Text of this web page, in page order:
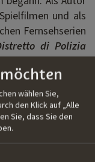
und als
Fernsehserien
di Polizia
New Cinema
Projekte junger
wählen Sie,
den Klick auf „Alle
Sie, dass Sie den